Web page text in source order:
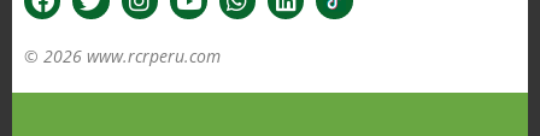
© 2026 www.rcrperu.com